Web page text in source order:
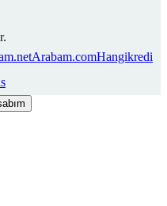
Arabam.comHangikredi